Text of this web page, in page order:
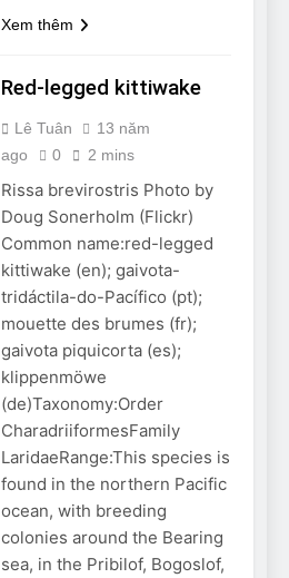
Xem thêm
Red-legged kittiwake
Lê Tuân
13 năm
ago
0 2 mins
Rissa brevirostris Photo by
Doug Sonerholm (Flickr)
Common name:red-legged
kittiwake (en); gaivota-
tridáctila-do-Pacífico (pt);
mouette des brumes (fr);
gaivota piquicorta (es);
klippenmöwe
(de)Taxonomy:Order
CharadriiformesFamily
LaridaeRange:This species is
found in the northern Pacific
ocean, with breeding
colonies around the Bearing
sea, in the Pribilof, Bogoslof,